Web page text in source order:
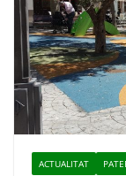
ACTUALITAT